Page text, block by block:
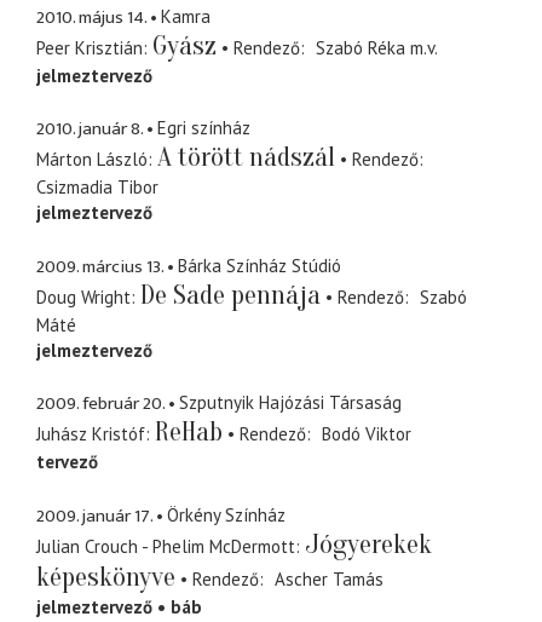
2010. május 14.
Kamra
Peer Krisztián Gyász Rendező Szabó Réka m.v.
jelmeztervező
2010. január 8.
Egri színház
Márton László A törött nádszál
Rendező
Csizmadia Tibor
jelmeztervező
2009. március 13.
Bárka Színház Stúdió
Doug Wright De Sade pennája Rendező
Szabó
Máté
jelmeztervező
2009. február 20.
Szputnyik Hajózási Társaság
Juhász Kristóf ReHab Rendező
Bodó Viktor
tervező
2009. január 17.
Örkény Színház
Julian Crouch - Phelim McDermott Jógyerekek
képeskönyve
Rendező
Ascher Tamás
jelmeztervező
báb